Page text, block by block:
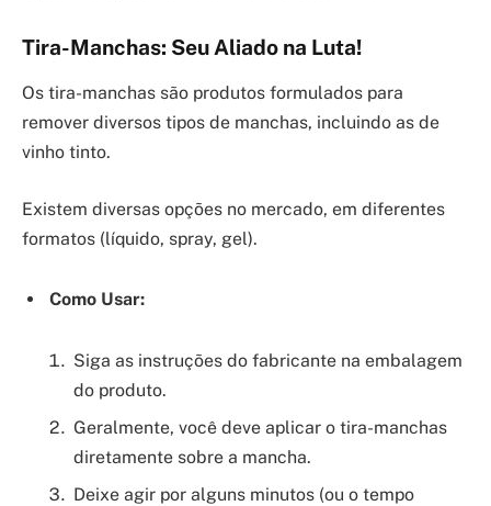
Tira-Manchas: Seu Aliado na Luta!
Os tira-manchas são produtos formulados para
remover diversos tipos de manchas, incluindo as de
vinho tinto.
Existem diversas opções no mercado, em diferentes
formatos (líquido, spray, gel).
Como Usar:
Siga as instruções do fabricante na embalagem
do produto.
Geralmente, você deve aplicar o tira-manchas
diretamente sobre a mancha.
Deixe agir por alguns minutos (ou o tempo